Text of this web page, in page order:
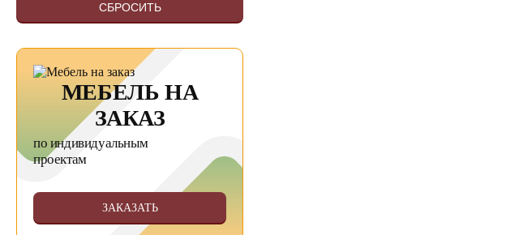
СБРОСИТЬ
МЕБЕЛЬ НА
ЗАКАЗ
по индивидуальным
проектам
ЗАКАЗАТЬ